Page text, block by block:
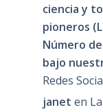
ciencia y
pioneros
Número
bajo
Redes
janet en